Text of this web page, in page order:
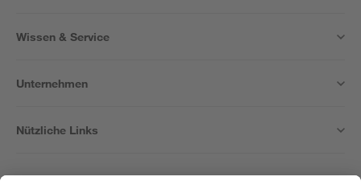
Wissen & Service
Unternehmen
Nützliche Links